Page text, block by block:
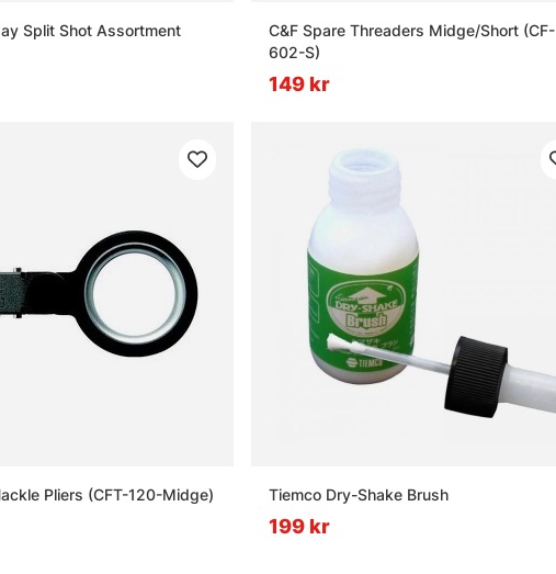
Split Shot Assortment
C&F Spare Threaders Midge/Short (CF-
602-S)
149 kr
Pliers (CFT-120-Midge) Tiemco Dry-Shake Brush
199 kr